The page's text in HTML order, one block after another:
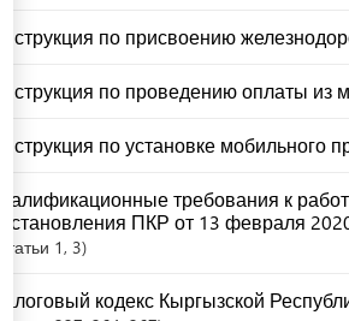
Инструкция по присвоению
Инструкция по проведению оплаты
Инструкция по установке мобильного
Квалификационные требования к
постановления ПКР от 13 февраля
Статьи 1, 3
Налоговый кодекс Кыргызской